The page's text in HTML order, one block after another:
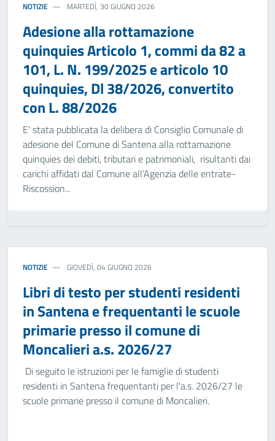
NOTIZIE MARTEDÌ, 30 GIUGNO 2026
Adesione alla rottamazione
quinquies Articolo 1, commi da 82 a
101, L. N. 199/2025 e articolo 10
quinquies, Dl 38/2026, convertito
con L. 88/2026
E' stata pubblicata la delibera di Consiglio Comunale di
adesione del Comune di Santena alla rottamazione
quinquies dei debiti, tributari e patrimoniali, risultanti dai
carichi affidati dal Comune all’Agenzia delle entrate-
Riscossion...
NOTIZIE GIOVEDÌ, 04 GIUGNO 2026
Libri di testo per studenti residenti
in Santena e frequentanti le scuole
primarie presso il comune di
Moncalieri a.s. 2026/27
Di seguito le istruzioni per le famiglie di studenti
residenti in Santena frequentanti per l'a.s. 2026/27 le
scuole primarie presso il comune di Moncalieri.